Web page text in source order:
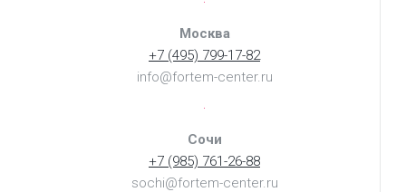
Москва
+7 (495) 799-17-82
info@fortem-center.ru
Сочи
+7 (985) 761-26-88
sochi@fortem-center.ru